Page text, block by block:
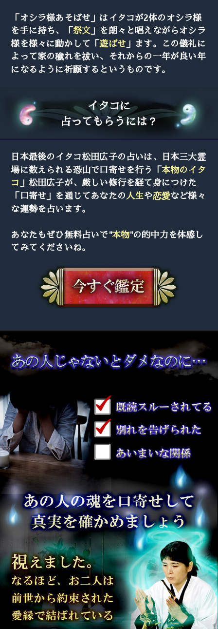
「オシラ様あそばせ」はイタコが2体のオシラ様
を手に持ち、「祭文」を朗々と唱えながらオシラ
様を様々に動かして「遊ばせ 」ます。この儀礼に
よって家の穢れを祓い、それからの一年が良い年
になるように祈願するというものです。
イタコに
占ってもらうには？
日本最後のイタコ松田広子の占いは、日本三大霊
場に数えられる恐山で口寄せを行う「本物のイタ
コ 」松田広子が、厳しい修行を経て身につけた
「口寄せ」を通じてあなたの人生や恋愛など様々
な運勢を占います。
あなたもぜひ無料占いで"本物"の的中力を体感し
てみてくださいね。